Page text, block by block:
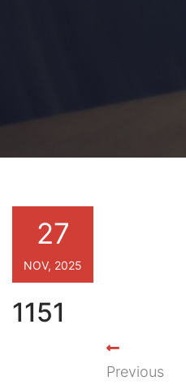
1151
27
NOV, 2025
Previous